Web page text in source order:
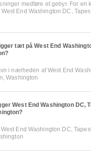
medføre et gebyr. For en
End Washington DC,
tæt på West End
i nærheden af West End
Washington
West End Washington DC,
End Washington DC,